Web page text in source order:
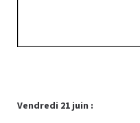
Vendredi 21 juin :